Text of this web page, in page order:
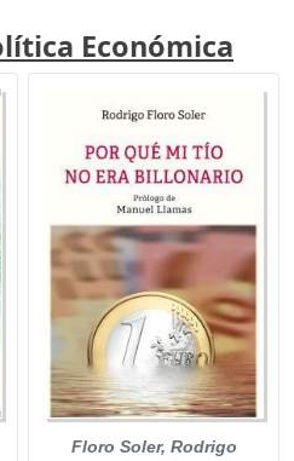
Económica
Floro Soler, Rodrigo